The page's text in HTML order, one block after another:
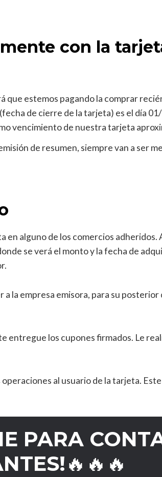
con la
estemos pagando la comprar
de cierre de la tarjeta) es el día
vencimiento de nuestra tarjeta
de resumen, siempre van a ser
alguno de los comercios adheridos.
se verá el monto y la fecha de
la empresa emisora, para su
entregue los cupones firmados. Le
al usuario de la tarjeta.
PARA